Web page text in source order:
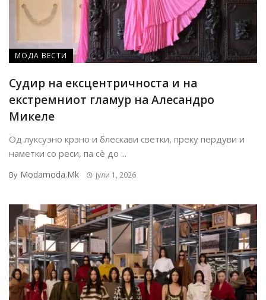
МОДА ВЕСТИ
Судир на ексцентричноста и на
екстремниот гламур на Алесандро
Микеле
Од луксузно крзно и блескави светки, преку пердуви и
наметки со реси, па сè до ...
By Modamoda.mk јули 1, 2026